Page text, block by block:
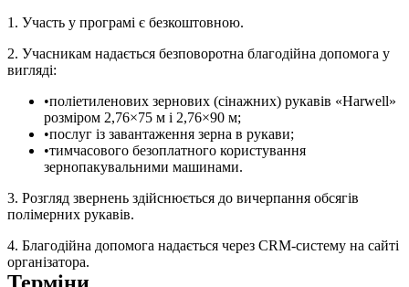
1. Участь у програмі є безкоштовною.
2. Учасникам надається безповоротна благодійна допомога у
вигляді:
поліетиленових зернових (сінажних) рукавів «Harwell»
розміром 2,76×75 м і 2,76×90 м;
послуг із завантаження зерна в рукави;
тимчасового безоплатного користування
зернопакувальними машинами.
3. Розгляд звернень здійснюється до вичерпання обсягів
полімерних рукавів.
4. Благодійна допомога надається через CRM-систему на сайті
організатора.